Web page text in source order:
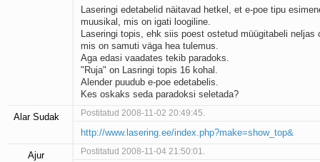
Laseringi edetabelid näitavad hetkel, et e-poe tipu
muusikal, mis on igati loogiline.
Laseringi topis, ehk siis poest ostetud müügitabeli neljas
mis on samuti väga hea tulemus.
Aga edasi vaadates tekib paradoks.
"Ruja" on Lasringi topis 16 kohal.
Alender puudub e-poe edetabelis.
Kes oskaks seda paradoksi seletada?
Alar Sudak Postitatud 2008-11-02 20:49:45.
http://www.lasering.ee/index.php?make=show_top&
Ajur Postitatud 2008-11-04 21:50:01.